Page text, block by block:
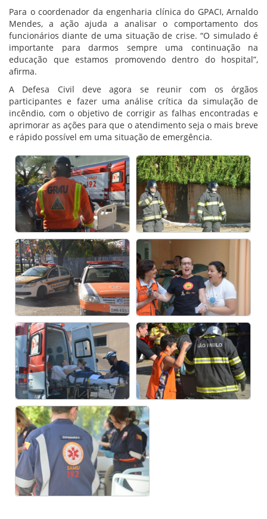
Para o coordenador da engenharia clínica do GPACI, Arnaldo
Mendes, a ação ajuda a analisar o comportamento dos
funcionários diante de uma situação de crise. “O simulado é
importante para darmos sempre uma continuação na
educação que estamos promovendo dentro do hospital”,
afirma.
A Defesa Civil deve agora se reunir com os órgãos
participantes e fazer uma análise crítica da simulação de
incêndio, com o objetivo de corrigir as falhas encontradas e
aprimorar as ações para que o atendimento seja o mais breve
e rápido possível em uma situação de emergência.